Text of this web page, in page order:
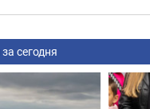
сегодня